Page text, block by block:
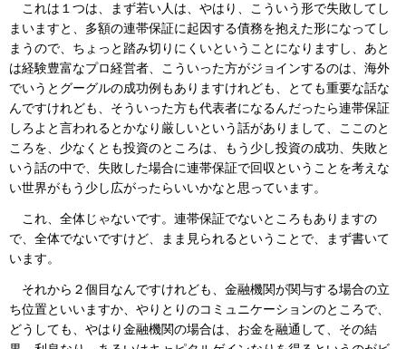
これは１つは、まず若い人は、やはり、こういう形で失敗してし
まいますと、多額の連帯保証に起因する債務を抱えた形になってし
まうので、ちょっと踏み切りにくいということになりますし、あと
は経験豊富なプロ経営者、こういった方がジョインするのは、海外
でいうとグーグルの成功例もありますけれども、とても重要な話な
んですけれども、そういった方も代表者になるんだったら連帯保証
しろよと言われるとかなり厳しいという話がありまして、ここのと
ころを、少なくとも投資のところは、もう少し投資の成功、失敗と
いう話の中で、失敗した場合に連帯保証で回収ということを考えな
い世界がもう少し広がったらいいかなと思っています。
これ、全体じゃないです。連帯保証でないところもありますの
で、全体でないですけど、まま見られるということで、まず書いて
います。
それから２個目なんですけれども、金融機関が関与する場合の立
ち位置といいますか、やりとりのコミュニケーションのところで、
どうしても、やはり金融機関の場合は、お金を融通して、その結